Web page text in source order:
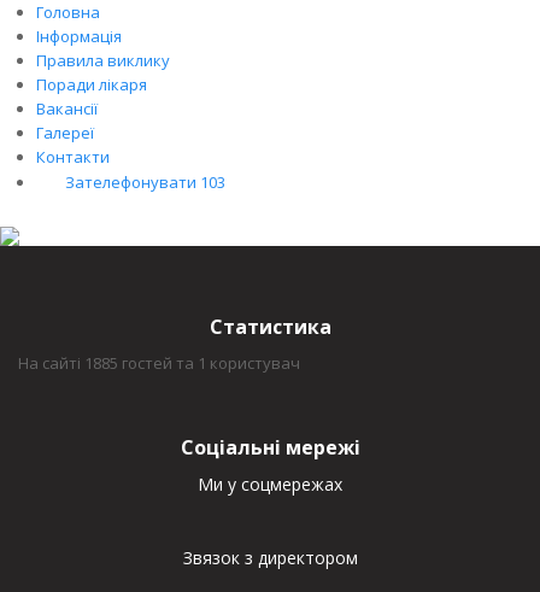
Головна
Інформація
Правила виклику
Поради лікаря
Вакансії
Галереї
Контакти
Зателефонувати 103
Статистика
На сайті 1885 гостей та 1 користувач
Соціальні мережі
Ми у соцмережах
Звязок з директором